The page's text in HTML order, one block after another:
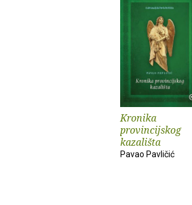
Kronika
provincijskog
kazališta
Pavao Pavličić